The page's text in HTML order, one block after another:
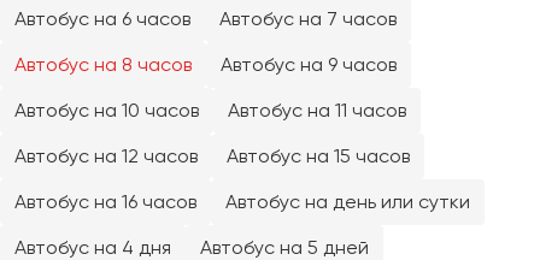
Автобус на 6 часов
Автобус на 7 часов
Автобус на 8 часов
Автобус на 9 часов
Автобус на 10 часов
Автобус на 11 часов
Автобус на 12 часов
Автобус на 15 часов
Автобус на 16 часов
Автобус на день или сутки
Автобус на 4 дня
Автобус на 5 дней
Челябинск
Чита
Ярославль